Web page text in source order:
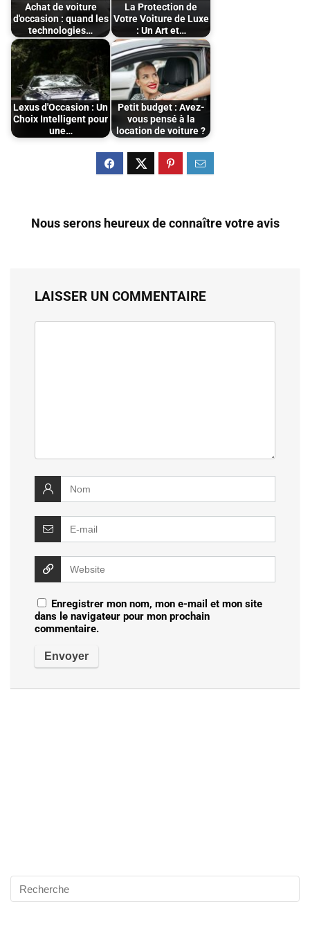
Achat de voiture
d'occasion : quand les
technologies…
La Protection de
Votre Voiture de Luxe
: Un Art et…
Lexus d'Occasion : Un
Choix Intelligent pour
une…
Petit budget : Avez-
vous pensé à la
location de voiture ?
Nous serons heureux de connaître votre avis
LAISSER UN COMMENTAIRE
Enregistrer mon nom, mon e-mail et mon site
dans le navigateur pour mon prochain
commentaire.